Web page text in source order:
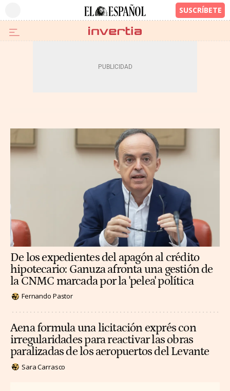
De los expedientes del apagón al crédito
hipotecario: Ganuza afronta una gestión de
la CNMC marcada por la 'pelea' política
Fernando Pastor
Aena formula una licitación exprés con
irregularidades para reactivar las obras
paralizadas de los aeropuertos del Levante
Sara Carrasco